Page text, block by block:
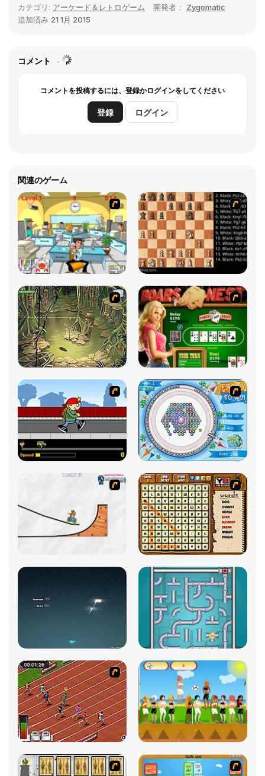
カテゴリ: アーケード＆レトロゲーム 開発者： Zygomatic
追加済み 21 1月 2015
コメント
コメントを投稿するには、登録かログインをしてください
登録 ログイン
関連のゲーム